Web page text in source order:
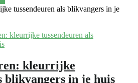
tussendeuren als blikvangers in je
kleurrijke
blikvangers in je huis